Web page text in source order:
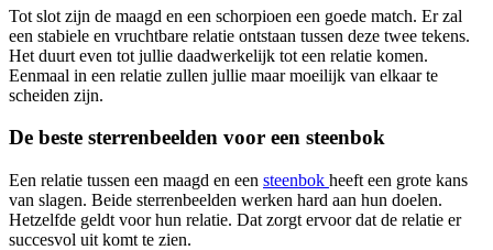
Tot slot zijn de maagd en een schorpioen een goede match. Er zal
een stabiele en vruchtbare relatie ontstaan tussen deze twee tekens.
Het duurt even tot jullie daadwerkelijk tot een relatie komen.
Eenmaal in een relatie zullen jullie maar moeilijk van elkaar te
scheiden zijn.
De beste sterrenbeelden voor een steenbok
Een relatie tussen een maagd en een steenbok heeft een grote kans
van slagen. Beide sterrenbeelden werken hard aan hun doelen.
Hetzelfde geldt voor hun relatie. Dat zorgt ervoor dat de relatie er
succesvol uit komt te zien.